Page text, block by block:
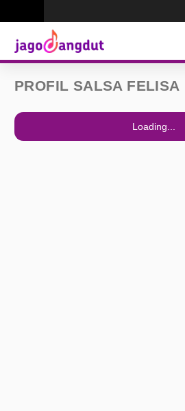
PROFIL SALSA FELISA
Loading...